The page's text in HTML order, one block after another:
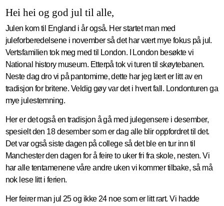
Hei hei og god jul til alle,
Julen kom til England i år også. Her startet man med
juleforberedelsene i november så det har vært mye fokus på jul.
Vertsfamilien tok meg med til London. I London besøkte vi
National history museum. Etterpå tok vi turen til skøytebanen.
Neste dag dro vi på pantomime, dette har jeg lært er litt av en
tradisjon for britene. Veldig gøy var det i hvert fall. Londonturen ga
mye julestemning.
Her er det også en tradisjon å gå med julegensere i desember,
spesielt den 18 desember som er dag alle blir oppfordret til det.
Det var også siste dagen på college så det ble en tur inn til
Manchester den dagen for å feire to uker fri fra skole, nesten. Vi
har alle tentamenene våre andre uken vi kommer tilbake, så må
nok lese litt i ferien.
Her feirer man jul 25 og ikke 24 noe som er litt rart. Vi hadde